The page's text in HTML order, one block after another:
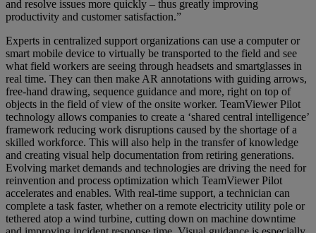
and resolve issues more quickly – thus greatly improving
productivity and customer satisfaction.”
Experts in centralized support organizations can use a computer or
smart mobile device to virtually be transported to the field and see
what field workers are seeing through headsets and smartglasses in
real time. They can then make AR annotations with guiding arrows,
free-hand drawing, sequence guidance and more, right on top of
objects in the field of view of the onsite worker. TeamViewer Pilot
technology allows companies to create a ‘shared central intelligence’
framework reducing work disruptions caused by the shortage of a
skilled workforce. This will also help in the transfer of knowledge
and creating visual help documentation from retiring generations.
Evolving market demands and technologies are driving the need for
reinvention and process optimization which TeamViewer Pilot
accelerates and enables. With real-time support, a technician can
complete a task faster, whether on a remote electricity utility pole or
tethered atop a wind turbine, cutting down on machine downtime